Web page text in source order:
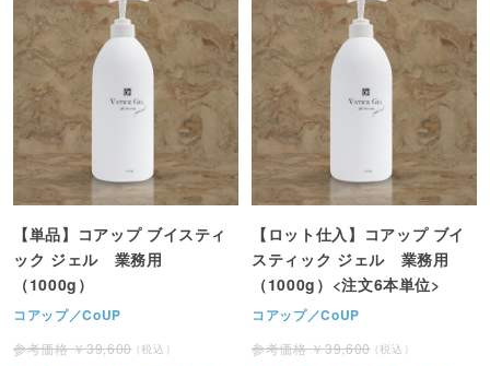
【単品】コアップ ブイスティ
ック ジェル 業務用
（1000g）
コアップ／CoUP
39,600
【ロット仕入】コアップ ブイ
スティック ジェル 業務用
（1000g）<注文6本単位>
コアップ／CoUP
39,600